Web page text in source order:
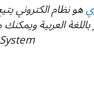
هو نظام الكتروني